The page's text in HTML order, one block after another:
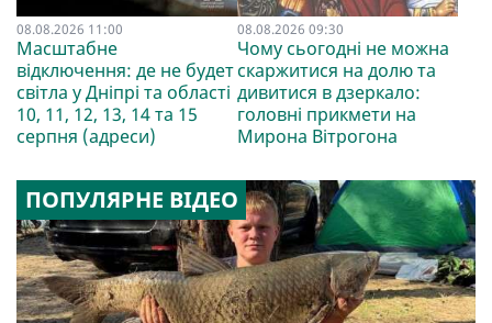
08.08.2026 11:00
Масштабне
відключення: де не будет
світла у Дніпрі та області
10, 11, 12, 13, 14 та 15
серпня (адреси)
08.08.2026 09:30
Чому сьогодні не можна
скаржитися на долю та
дивитися в дзеркало:
головні прикмети на
Мирона Вітрогона
ПОПУЛЯРНЕ ВІДЕО